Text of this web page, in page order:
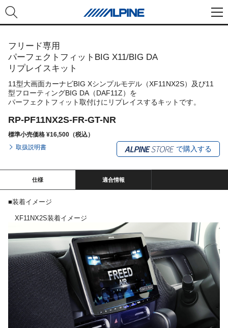
フリード専用
パーフェクトフィットBIG X11/BIG DA
リプレイスキット
11型大画面カーナビBIG Xシンプルモデル（XF11NX2S）及び11
型フローティングBIG DA（DAF11Z）を
パーフェクトフィット取付けにリプレイスするキットです。
RP-PF11NX2S-FR-GT-NR
標準小売価格 ¥16,500（税込）
取扱説明書
で購入する
仕様 適合情報
■装着イメージ
XF11NX2S装着イメージ